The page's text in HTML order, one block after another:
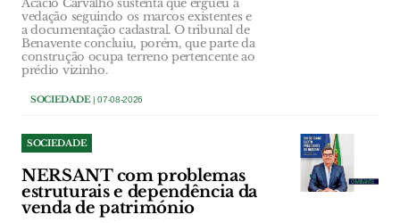
Acácio Carvalho sustenta que ergueu a
vedação seguindo os marcos existentes e
a documentação cadastral. O tribunal de
Benavente concluiu, porém, que parte da
construção ocupa terreno pertencente ao
prédio vizinho.
SOCIEDADE| 07-08-2026
SOCIEDADE
NERSANT com problemas
estruturais e dependência da
venda de património